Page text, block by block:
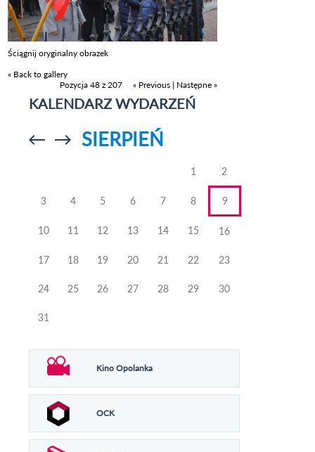
Ściągnij oryginalny obrazek
« Back to gallery
Pozycja 48 z 207
« Previous | Następne »
KALENDARZ WYDARZEŃ
Przejdź doPrzejdź do
SIERPIEŃ
1 2
3 4 5 6 7 8 9
10 11 12 13 14 15 16
17 18 19 20 21 22 23
24 25 26 27 28 29 30
31
Kino Opolanka
OCK